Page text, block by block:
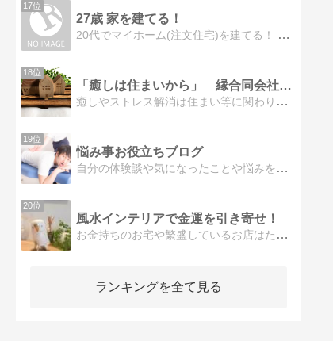
17位
27歳 家を建てる！
20代でマイホーム(注文住宅)を建てる！ 住宅メーカー比較、土地のこと、お金のこと… やってみて分かった家づくりについて情報発信していきます！
18位
「癒しは住まいから」 縁合同会社オフィシャルブログ
癒しやストレス解消は住まい等に関わりがあるのではないかと感じています。・ペットといる暮らし・植物のある暮らし・趣味を活かす事の出来る住まい・地元千葉県を中心とした地域情報など不動産全般について述べていきます。
19位
悩み事お役立ちブログ
自分の体験談や気になったことや悩みを解決できる方法を書いています。
20位
風水インテリアで金運を引き寄せ！
お金持ちのお宅や繁盛しているお店はたくさん風水を取り入れています。お客様や幸せを呼び込むヒントやコツがあります
ランキングを全て見る